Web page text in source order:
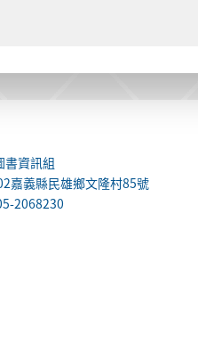
書資訊組
嘉義縣民雄鄉文隆村85號
2068230